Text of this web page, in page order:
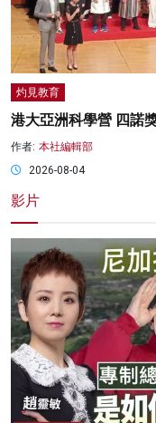
灼見教育
港大亞洲科學營 四諾
作者: 本社編輯部
2026-08-04
影片